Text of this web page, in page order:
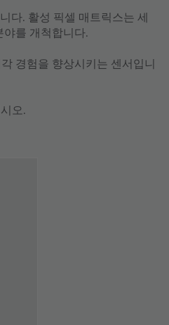
다. 활성 픽셀 매트릭스는 세
를 개척합니다.
경험을 향상시키는 센서입니
오.